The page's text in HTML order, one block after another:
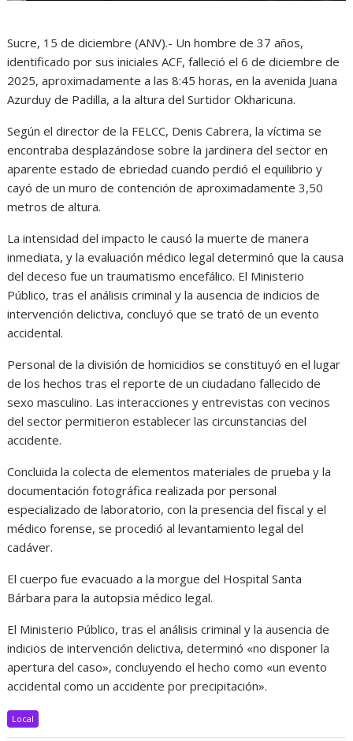
Sucre, 15 de diciembre (ANV).- Un hombre de 37 años,
identificado por sus iniciales ACF, falleció el 6 de diciembre de
2025, aproximadamente a las 8:45 horas, en la avenida Juana
Azurduy de Padilla, a la altura del Surtidor Okharicuna.
Según el director de la FELCC, Denis Cabrera, la víctima se
encontraba desplazándose sobre la jardinera del sector en
aparente estado de ebriedad cuando perdió el equilibrio y
cayó de un muro de contención de aproximadamente 3,50
metros de altura.
La intensidad del impacto le causó la muerte de manera
inmediata, y la evaluación médico legal determinó que la causa
del deceso fue un traumatismo encefálico. El Ministerio
Público, tras el análisis criminal y la ausencia de indicios de
intervención delictiva, concluyó que se trató de un evento
accidental.
Personal de la división de homicidios se constituyó en el lugar
de los hechos tras el reporte de un ciudadano fallecido de
sexo masculino. Las interacciones y entrevistas con vecinos
del sector permitieron establecer las circunstancias del
accidente.
Concluida la colecta de elementos materiales de prueba y la
documentación fotográfica realizada por personal
especializado de laboratorio, con la presencia del fiscal y el
médico forense, se procedió al levantamiento legal del
cadáver.
El cuerpo fue evacuado a la morgue del Hospital Santa
Bárbara para la autopsia médico legal.
El Ministerio Público, tras el análisis criminal y la ausencia de
indicios de intervención delictiva, determinó «no disponer la
apertura del caso», concluyendo el hecho como «un evento
accidental como un accidente por precipitación».
Local